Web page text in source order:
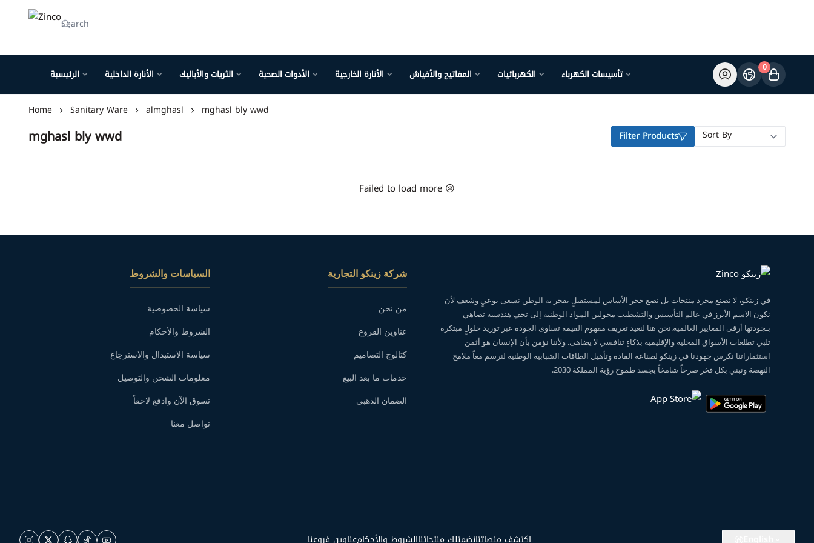
الرئيسية الأنارة الداخلية الثريات والأباليك الأدوات الصحية الأنارة الخارجية المفاتيح والأفياش الكهربائيات تأسيسات الكهرباء 0
Home Sanitary Ware almghasl mghasl bly wwd
mghasl bly wwd Filter Products
Failed to load more 😢
في زينكو، لا نصنع مجرد منتجات بل نضع حجر الأساس لمستقبلٍ يفخر به الوطن نسعى بوعيٍ وشغف لأن
نكون الاسم الأبرز في عالم التأسيس والتشطيب محولين المواد الوطنية إلى تحفٍ هندسية تضاهي
بـجودتها أرقى المعايير العالمية.نحن هنا لنعيد تعريف مفهوم القيمة تساوى الجودة عبر توريد حلولٍ مبتكرة
تلبي تطلعات الأسواق المحلية والإقليمية بذكاءٍ تنافسي لا يضاهى. ولأننا نؤمن بأن الإنسان هو أثمن
استثماراتنا نكرس جهودنا في زينكو لصناعة القادة وتأهيل الطاقات الشبابية الوطنية لنرسم معاً ملامح
النهضة ونبني بكل فخر صرحاً شامخاً يجسد طموح رؤية المملكة 2030.
شركة زينكو التجارية
من نحن
عناوين الفروع
كتالوج التصاميم
خدمات ما بعد البيع
الضمان الذهبي
السياسات والشروط
سياسة الخصوصية
الشروط والأحكام
سياسة الاستبدال والاسترجاع
معلومات الشحن والتوصيل
تسوق الآن وادفع لاحقاً
تواصل معنا
عناوين فروعناالشروط والأحكامنضمنلك منتجاتنااكتشف منصاتنا